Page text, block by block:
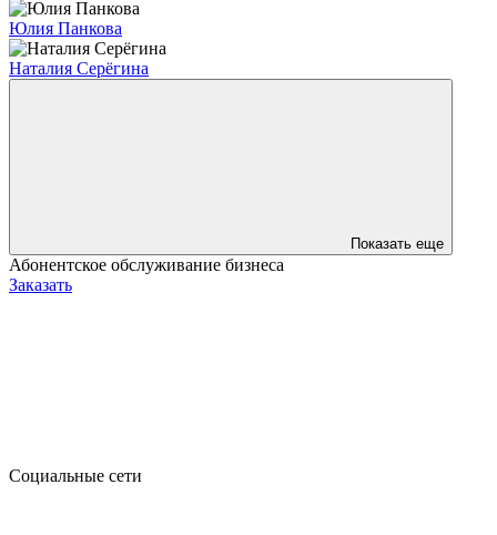
Юлия Панкова
Наталия Серёгина
Показать еще
Абонентское обслуживание бизнеса
Заказать
Социальные сети